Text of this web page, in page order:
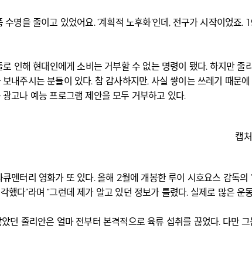
수명을 줄이고 있었어요. ‘계획적 노후화’인데, 전구가 시작이
로 인해 현대인에게 소비는 거부할 수 없는 명령이 됐다. 하지만
내주시는 분들이 있다. 참 감사하지만, 사실 쌓이는 쓰레기 때문
고나 예능 프로그램 제안을 모두 거부하고 있다.
멘터리 영화가 또 있다. 올해 2월에 개봉한 루이 시호요스 감독
했다”라며 “그런데 제가 알고 있던 정보가 틀렸다. 실제로 많은
던 줄리안은 얼마 전부터 본격적으로 육류 섭취를 끊었다. 다만